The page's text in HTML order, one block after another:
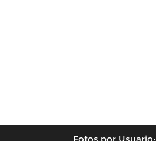
Fotos por Usuario: